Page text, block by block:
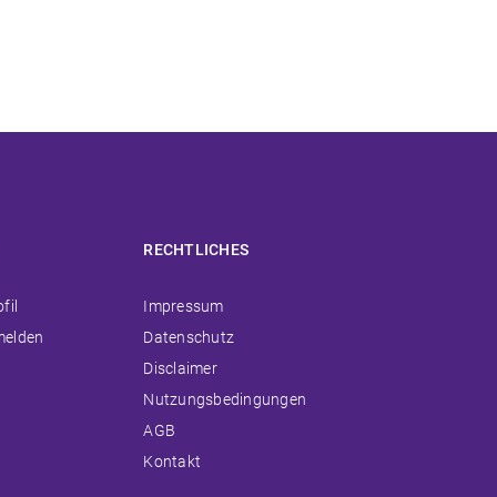
RECHTLICHES
Navigation
überspringen
Impressum
Datenschutz
Disclaimer
Nutzungsbedingungen
AGB
Kontakt